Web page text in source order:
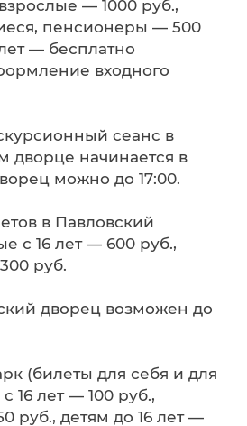
— 1000 руб.,
пенсионеры — 500
— бесплатно
входного
сеанс в
дворце начинается в
можно до 17:00.
в Павловский
с 16 лет — 600 руб.,
руб.
дворец возможен до
(билеты для себя и для
16 лет — 100 руб.,
руб., детям до 16 лет —